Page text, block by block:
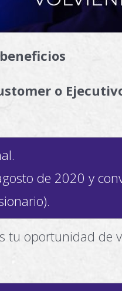
o
de 2020 y
tu oportunidad de